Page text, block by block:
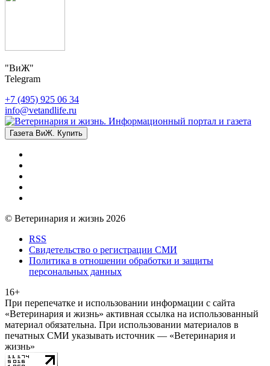
"ВиЖ"
Telegram
+7 (495) 925 06 34
info@vetandlife.ru
Газета ВиЖ. Купить
© Ветеринария и жизнь 2026
RSS
Свидетельство о регистрации СМИ
Политика в отношении обработки и защиты
персональных данных
16+
При перепечатке и использовании информации с сайта
«Ветеринария и жизнь» активная ссылка на использованный
материал обязательна. При использовании материалов в
печатных СМИ указывать источник — «Ветеринария и
жизнь»